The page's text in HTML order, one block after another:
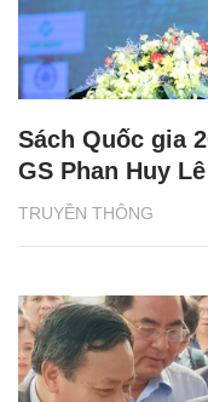
TRUYỀN THÔNG
Sách Quốc gia
GS Phan Huy